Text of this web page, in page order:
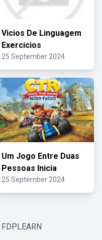
Vicios De Linguagem
Exercicios
25 September 2024
Um Jogo Entre Duas
Pessoas Inicia
25 September 2024
FDPLEARN